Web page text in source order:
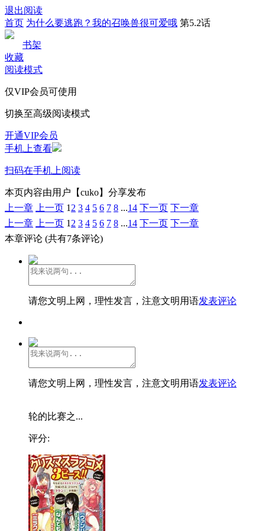
退出阅读
首页 为什么要逃跑？我的召唤兽很可爱哦 第5.2话
书架
收藏
阅读模式
仅VIP会员可使用
切换至高级阅读模式
开通VIP会员
手机上查看
扫码在手机上阅读
本页内容由用户【cuko】分享发布
上一章
上一页 1 2 3 4 5 6 7 8 ...14 下一页 下一章
上一章
上一页 1 2 3 4 5 6 7 8 ...14 下一页 下一章
本章评论 (共有7条评论)
请您文明上网，理性发言，注意文明用语发表评论
请您文明上网，理性发言，注意文明用语发表评论
轮的比赛之...
评分: